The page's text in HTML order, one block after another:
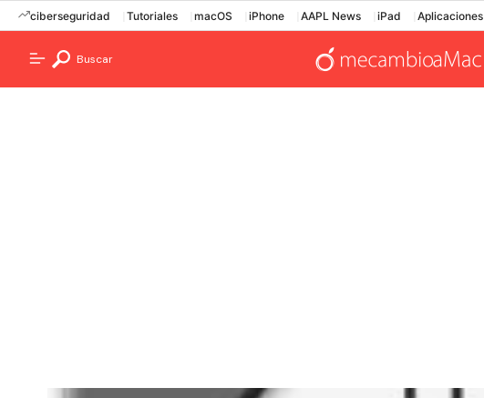
ciberseguridad Tutoriales macOS iPhone AAPL News iPad Aplicaciones
Buscar